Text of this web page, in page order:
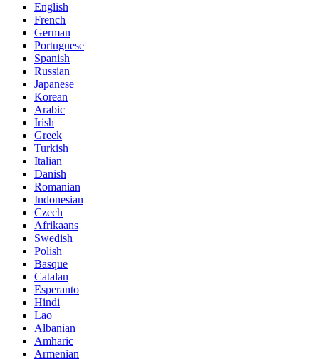
English
French
German
Portuguese
Spanish
Russian
Japanese
Korean
Arabic
Irish
Greek
Turkish
Italian
Danish
Romanian
Indonesian
Czech
Afrikaans
Swedish
Polish
Basque
Catalan
Esperanto
Hindi
Lao
Albanian
Amharic
Armenian